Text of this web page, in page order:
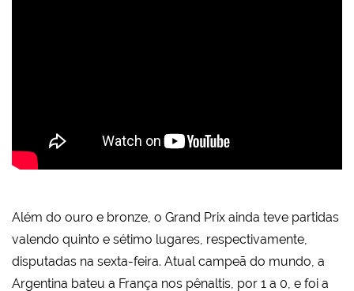
Além do ouro e bronze, o Grand Prix ainda teve partidas
valendo quinto e sétimo lugares, respectivamente,
disputadas na sexta-feira. Atual campeã do mundo, a
Argentina bateu a França nos pênaltis, por 1 a 0, e foi a